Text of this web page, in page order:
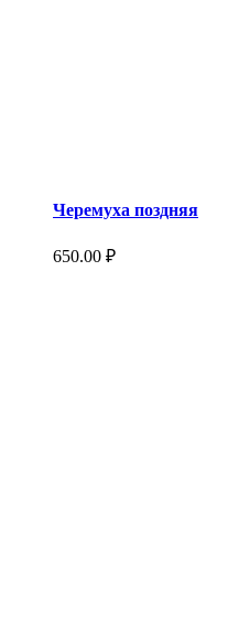
Черемуха поздняя
650.00 ₽